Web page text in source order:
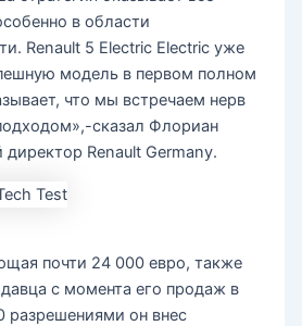
в области
Renault 5 Electric Electric уже
модель в первом полном
что мы встречаем нерв
сказал Флориан
директор Renault Germany.
почти 24 000 евро, также
с момента его продаж в
разрешениями он внес